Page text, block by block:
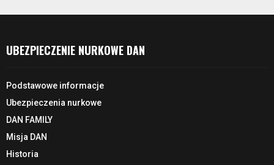
UBEZPIECZENIE NURKOWE DAN
Podstawowe informacje
Ubezpieczenia nurkowe
DAN FAMILY
Misja DAN
Historia